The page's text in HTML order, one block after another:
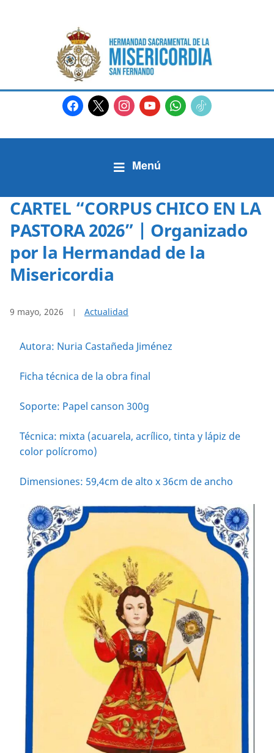
facebook
x instagram
youtubewhatsapp
tiktok2
CARTEL “CORPUS CHICO EN LA
PASTORA 2026” | Organizado
por la Hermandad de la
Misericordia
9 mayo, 2026 Actualidad
Autora: Nuria Castañeda Jiménez
Ficha técnica de la obra final
Soporte: Papel canson 300g
Técnica: mixta (acuarela, acrílico, tinta y lápiz de
color polícromo)
Dimensiones: 59,4cm de alto x 36cm de ancho